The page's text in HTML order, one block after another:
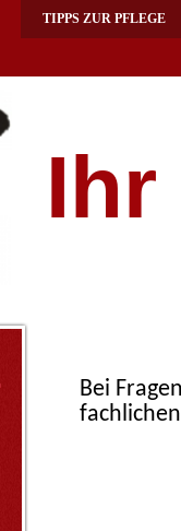
TIPPS ZUR PFLEGE
Ihr
Bei